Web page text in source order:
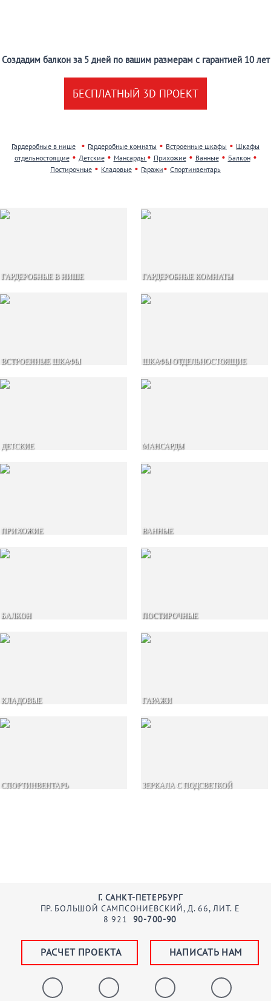
Создадим балкон за 5 дней по вашим размерам с гарантией 10 лет
БЕСПЛАТНЫЙ 3D ПРОЕКТ
Гардеробные в нише • Гардеробные комнаты • Встроенные шкафы • Шкафы
отдельностоящие • Детские • Мансарды • Прихожие • Ванные • Балкон •
Постирочные • Кладовые • Гаражи• Спортинвентарь
ГАРДЕРОБНЫЕ В НИШЕ ГАРДЕРОБНЫЕ КОМНАТЫ
ВСТРОЕННЫЕ ШКАФЫ ШКАФЫ ОТДЕЛЬНОСТОЯЩИЕ
ДЕТСКИЕ МАНСАРДЫ
ПРИХОЖИЕ ВАННЫЕ
БАЛКОН ПОСТИРОЧНЫЕ
КЛАДОВЫЕ ГАРАЖИ
СПОРТИНВЕНТАРЬ ЗЕРКАЛА С ПОДСВЕТКОЙ
Г. САНКТ-ПЕТЕРБУРГ
ПР. БОЛЬШОЙ САМПСОНИЕВСКИЙ, Д. 66, ЛИТ. Е
8921 90-700-90
РАСЧЕТ ПРОЕКТА НАПИСАТЬ НАМ